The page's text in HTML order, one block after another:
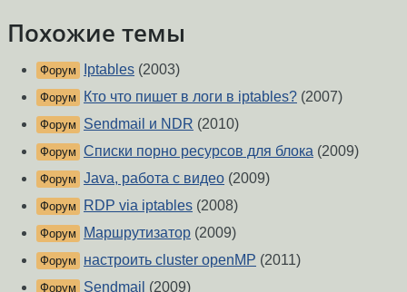
Похожие темы
Форум Iptables (2003)
Форум Кто что пишет в логи в iptables? (2007)
Форум Sendmail и NDR (2010)
Форум Списки порно ресурсов для блока (2009)
Форум Java, работа с видео (2009)
Форум RDP via iptables (2008)
Форум Маршрутизатор (2009)
Форум настроить cluster openMP (2011)
Форум Sendmail (2009)